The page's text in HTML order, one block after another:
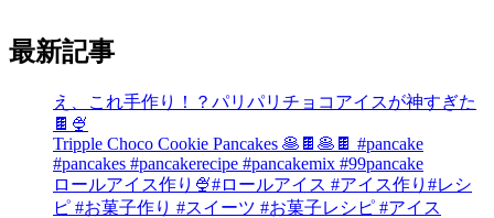
最新記事
え、これ手作り！？パリパリチョコアイスが神すぎた
🍫🍨
Tripple Choco Cookie Pancakes 🥞🍫🥞🍫 #pancake
#pancakes #pancakerecipe #pancakemix #99pancake
ロールアイス作り🍨#ロールアイス #アイス作り#レシ
ピ #お菓子作り #スイーツ #お菓子レシピ #アイス